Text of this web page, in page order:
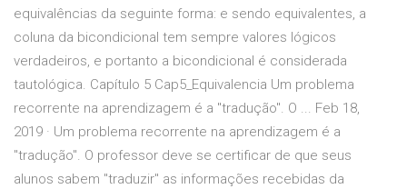
equivalências da seguinte forma: e sendo equivalentes, a
coluna da bicondicional tem sempre valores lógicos
verdadeiros, e portanto a bicondicional é considerada
tautológica. Capítulo 5 Cap5_Equivalencia Um problema
recorrente na aprendizagem é a "tradução". O ... Feb 18,
2019 · Um problema recorrente na aprendizagem é a
"tradução". O professor deve se certificar de que seus
alunos sabem "traduzir" as informações recebidas da